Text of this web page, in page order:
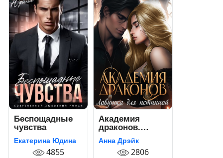
Беспощадные
чувства
Екатерина Юдина
4855
Академия
драконов.
Ловушка для
истинной
Анна Дрэйк
2806